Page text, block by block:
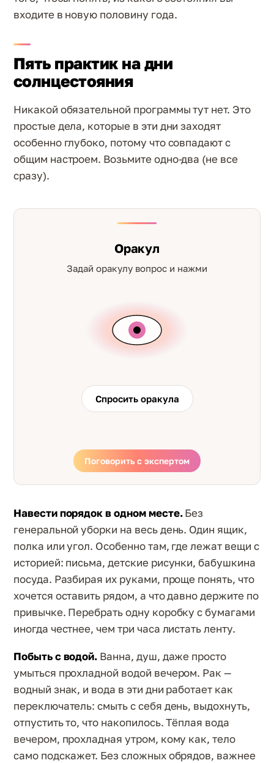
входите в новую половину года.
Пять практик на дни
солнцестояния
Никакой обязательной программы тут нет. Это
простые дела, которые в эти дни заходят
особенно глубоко, потому что совпадают с
общим настроем. Возьмите одно-два (не все
сразу).
Оракул
Задай оракулу вопрос и нажми
Спросить оракула
Поговорить с экспертом
Навести порядок в одном месте.Без
генеральной уборки на весь день. Один ящик,
полка или угол. Особенно там, где лежат вещи с
историей: письма, детские рисунки, бабушкина
посуда. Разбирая их руками, проще понять, что
хочется оставить рядом, а что давно держите по
привычке. Перебрать одну коробку с бумагами
иногда честнее, чем три часа листать ленту.
Побыть с водой. Ванна, душ, даже просто
умыться прохладной водой вечером. Рак —
водный знак, и вода в эти дни работает как
переключатель: смыть с себя день, выдохнуть,
отпустить то, что накопилось. Тёплая вода
вечером, прохладная утром, кому как, тело
само подскажет. Без сложных обрядов, важнее